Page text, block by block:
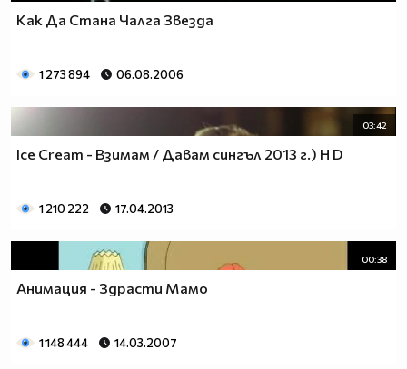
Как Да Стана Чалга Звезда
1 273 894 06.08.2006
03:42
Ice Cream - Взимам / Давам сингъл 2013 г.) H D
1 210 222 17.04.2013
00:38
Анимация - Здрасти Мамо
1 148 444 14.03.2007